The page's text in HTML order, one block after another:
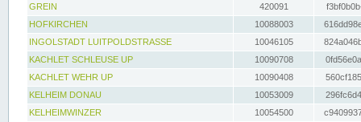
GREIN
420091
HOFKIRCHEN
10088003
INGOLSTADT LUITPOLDSTRASSE
10046105
KACHLET SCHLEUSE UP
10090708
KACHLET WEHR UP
10090408
KELHEIM DONAU
10053009
KELHEIMWINZER
10054500